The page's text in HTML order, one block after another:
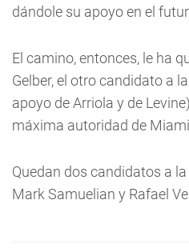
dándole su apoyo en el
El camino, entonces, le ha
Gelber, el otro candidato a
apoyo de Arriola y de
máxima autoridad de
Quedan dos candidatos a
Mark Samuelian y Rafael